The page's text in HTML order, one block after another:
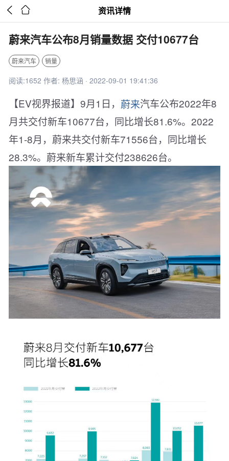
  资讯详情
蔚来汽车公布8月销量数据 交付10677台
蔚来汽车 销量
阅读:1652 作者: 杨思涵 · 2022-09-01 19:41:36
【EV视界报道】9月1日， 蔚来汽车公布2022年8
月共交付新车10677台，同比增长81.6%。2022
年1-8月，蔚来共交付新车71556台，同比增长
28.3%。蔚来新车累计交付238626台。